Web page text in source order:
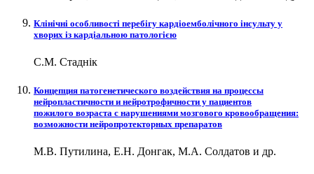
Клінічні особливості перебігу кардіоемболічного інсульту у
хворих із кардіальною патологією
С.М. Стаднік
Концепция патогенетического воздействия на процессы
нейропластичности и нейротрофичности у пациентов
пожилого возраста с нарушениями мозгового кровообращения:
возможности нейропротекторных препаратов
М.В. Путилина, Е.Н. Донгак, М.А. Солдатов и др.